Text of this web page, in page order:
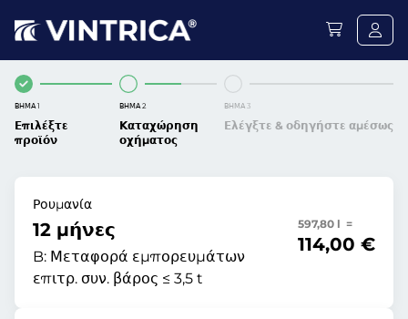
ΒΉΜΑ 1
Επιλέξτε
προϊόν
ΒΉΜΑ 2
Καταχώρηση
οχήματος
ΒΉΜΑ 3
Ελέγξτε & οδηγήστε αμέσως
Ρουμανία
12 μήνες
B: Μεταφορά εμπορευμάτων
επιτρ. συν. βάρος ≤ 3,5 t
597,80 l =
114,00 €